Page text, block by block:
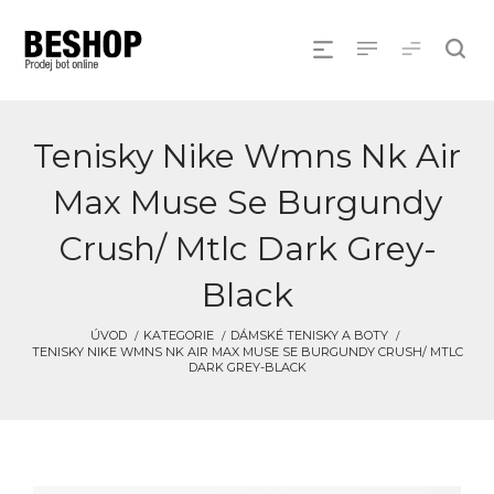
Tenisky Nike Wmns Nk Air
Max Muse Se Burgundy
Crush/ Mtlc Dark Grey-
Black
ÚVOD KATEGORIE
DÁMSKÉ TENISKY A BOTY
TENISKY NIKE WMNS NK AIR MAX MUSE SE BURGUNDY CRUSH/ MTLC
DARK GREY-BLACK